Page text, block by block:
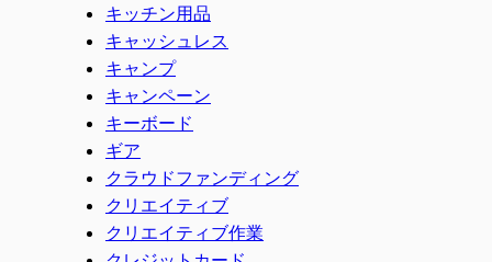
キッチン用品
キャッシュレス
キャンプ
キャンペーン
キーボード
ギア
クラウドファンディング
クリエイティブ
クリエイティブ作業